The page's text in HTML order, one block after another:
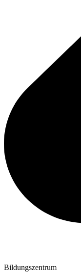
Bildungszentrum